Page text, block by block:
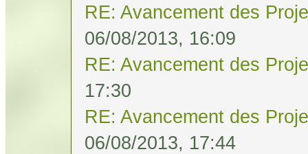
RE: Avancement des
06/08/2013, 16:09
RE: Avancement des
17:30
RE: Avancement des
06/08/2013, 17:44